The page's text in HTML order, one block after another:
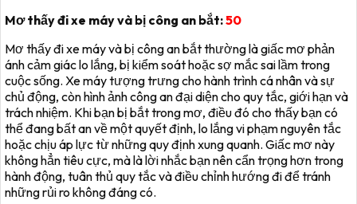
Mơ thấy đi xe máy và bị công an bắt:50
Mơ thấy đi xe máy và bị công an bắt thường là giấc mơ phản
ánh cảm giác lo lắng, bị kiểm soát hoặc sợ mắc sai lầm trong
cuộc sống. Xe máy tượng trưng cho hành trình cá nhân và sự
chủ động, còn hình ảnh công an đại diện cho quy tắc, giới hạn và
trách nhiệm. Khi bạn bị bắt trong mơ, điều đó cho thấy bạn có
thể đang bất an về một quyết định, lo lắng vi phạm nguyên tắc
hoặc chịu áp lực từ những quy định xung quanh. Giấc mơ này
không hẳn tiêu cực, mà là lời nhắc bạn nên cẩn trọng hơn trong
hành động, tuân thủ quy tắc và điều chỉnh hướng đi để tránh
những rủi ro không đáng có.